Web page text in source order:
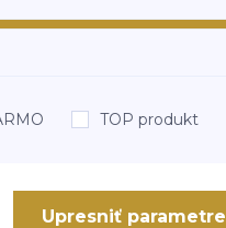
Upresniť parametre
TOP produkt